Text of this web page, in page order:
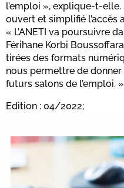
l’emploi », explique-t-
ouvert et simplifié l’accès
« L’ANETI va poursuivre
Férihane Korbi
tirées des formats
nous permettre de
futurs salons de l’emploi. »
Edition : 04/2022;